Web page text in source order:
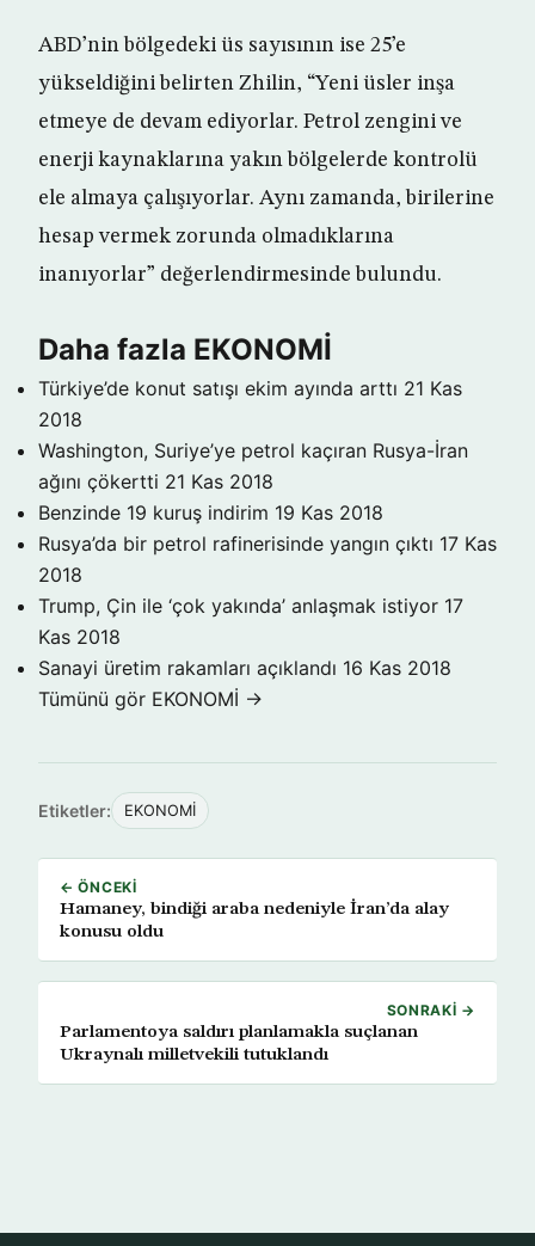
ABD’nin bölgedeki üs sayısının ise 25’e
yükseldiğini belirten Zhilin, “Yeni üsler inşa
etmeye de devam ediyorlar. Petrol zengini ve
enerji kaynaklarına yakın bölgelerde kontrolü
ele almaya çalışıyorlar. Aynı zamanda, birilerine
hesap vermek zorunda olmadıklarına
inanıyorlar” değerlendirmesinde bulundu.
Daha fazla EKONOMİ
Türkiye’de konut satışı ekim ayında arttı 21 Kas
2018
Washington, Suriye’ye petrol kaçıran Rusya-İran
ağını çökertti 21 Kas 2018
Benzinde 19 kuruş indirim 19 Kas 2018
Rusya’da bir petrol rafinerisinde yangın çıktı 17 Kas
2018
Trump, Çin ile ‘çok yakında’ anlaşmak istiyor 17
Kas 2018
Sanayi üretim rakamları açıklandı 16 Kas 2018
Tümünü gör EKONOMİ →
Etiketler: EKONOMİ
← ÖNCEKI
Hamaney, bindiği araba nedeniyle İran’da alay
konusu oldu
SONRAKI →
Parlamentoya saldırı planlamakla suçlanan
Ukraynalı milletvekili tutuklandı